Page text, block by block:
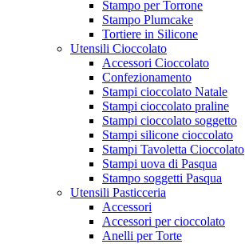
Stampo per Torrone
Stampo Plumcake
Tortiere in Silicone
Utensili Cioccolato
Accessori Cioccolato
Confezionamento
Stampi cioccolato Natale
Stampi cioccolato praline
Stampi cioccolato soggetto
Stampi silicone cioccolato
Stampi Tavoletta Cioccolato
Stampi uova di Pasqua
Stampo soggetti Pasqua
Utensili Pasticceria
Accessori
Accessori per cioccolato
Anelli per Torte